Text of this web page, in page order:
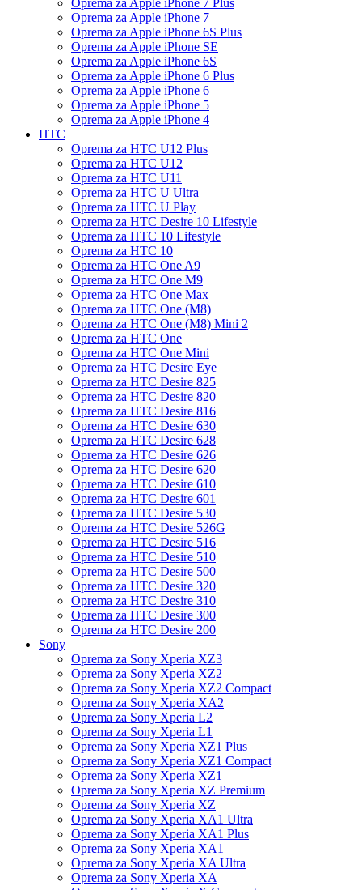
Oprema za Apple iPhone 7 Plus
Oprema za Apple iPhone 7
Oprema za Apple iPhone 6S Plus
Oprema za Apple iPhone SE
Oprema za Apple iPhone 6S
Oprema za Apple iPhone 6 Plus
Oprema za Apple iPhone 6
Oprema za Apple iPhone 5
Oprema za Apple iPhone 4
HTC
Oprema za HTC U12 Plus
Oprema za HTC U12
Oprema za HTC U11
Oprema za HTC U Ultra
Oprema za HTC U Play
Oprema za HTC Desire 10 Lifestyle
Oprema za HTC 10 Lifestyle
Oprema za HTC 10
Oprema za HTC One A9
Oprema za HTC One M9
Oprema za HTC One Max
Oprema za HTC One (M8)
Oprema za HTC One (M8) Mini 2
Oprema za HTC One
Oprema za HTC One Mini
Oprema za HTC Desire Eye
Oprema za HTC Desire 825
Oprema za HTC Desire 820
Oprema za HTC Desire 816
Oprema za HTC Desire 630
Oprema za HTC Desire 628
Oprema za HTC Desire 626
Oprema za HTC Desire 620
Oprema za HTC Desire 610
Oprema za HTC Desire 601
Oprema za HTC Desire 530
Oprema za HTC Desire 526G
Oprema za HTC Desire 516
Oprema za HTC Desire 510
Oprema za HTC Desire 500
Oprema za HTC Desire 320
Oprema za HTC Desire 310
Oprema za HTC Desire 300
Oprema za HTC Desire 200
Sony
Oprema za Sony Xperia XZ3
Oprema za Sony Xperia XZ2
Oprema za Sony Xperia XZ2 Compact
Oprema za Sony Xperia XA2
Oprema za Sony Xperia L2
Oprema za Sony Xperia L1
Oprema za Sony Xperia XZ1 Plus
Oprema za Sony Xperia XZ1 Compact
Oprema za Sony Xperia XZ1
Oprema za Sony Xperia XZ Premium
Oprema za Sony Xperia XZ
Oprema za Sony Xperia XA1 Ultra
Oprema za Sony Xperia XA1 Plus
Oprema za Sony Xperia XA1
Oprema za Sony Xperia XA Ultra
Oprema za Sony Xperia XA